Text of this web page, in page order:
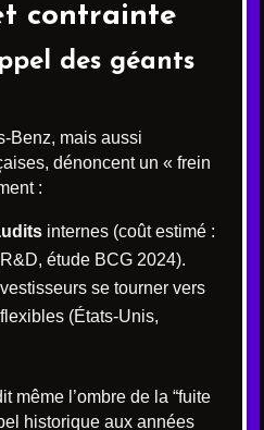
contrainte
des géants
Benz, mais aussi
dénoncent un « frein
:
internes (coût estimé :
étude BCG 2024).
se tourner vers
(États-Unis,
même l’ombre de la “fuite
historique aux années